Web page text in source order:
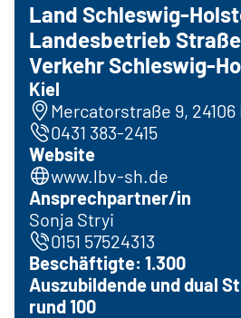
Land Schleswig-
Landesbetrieb
Verkehr Schleswig-
Kiel
Mercatorstraße 9, 24106
0431 383-2415
Website
www.lbv-sh.de
Ansprechpartner/in
Sonja Stryi
0151 57524313
Beschäftigte: 1.300
Auszubildende und dual
rund 100